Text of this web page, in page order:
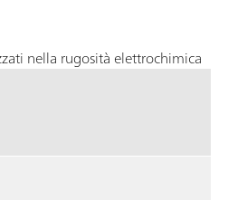
nella rugosità elettrochimica